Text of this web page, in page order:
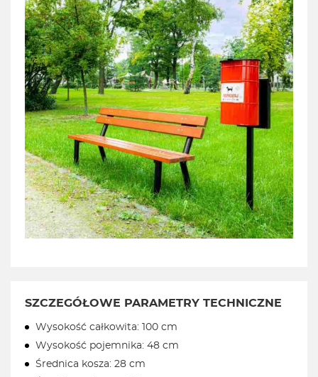
SZCZEGÓŁOWE PARAMETRY TECHNICZNE
Wysokość całkowita: 100 cm
Wysokość pojemnika: 48 cm
Średnica kosza: 28 cm